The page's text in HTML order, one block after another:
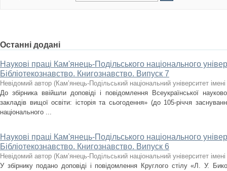
Останні додані
Наукові праці Кам'янець-Подільського національного
Бібліотекознавство. Книгознавство. Випуск 7
Невідомий автор (Кам’янець-Подільський національний університет
До збірника ввійшли доповіді і повідомлення Всеукраїнської
закладів вищої освіти: історія та сьогодення» (до 105-річчя
національного ...
Наукові праці Кам'янець-Подільського національного
Бібліотекознавство. Книгознавство. Випуск 6
Невідомий автор (Кам’янець-Подільський національний університет
У збірнику подано доповіді і повідомлення Круглого стілу «Л. У.